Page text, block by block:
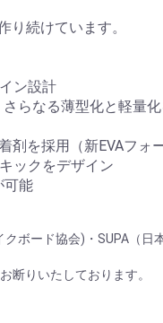
り続けています。
ン設計
さらなる薄型化と軽量
剤を採用（新EVAフォ
ックをデザイン
可能
ボード協会)・SUPA（
断りいたしております。